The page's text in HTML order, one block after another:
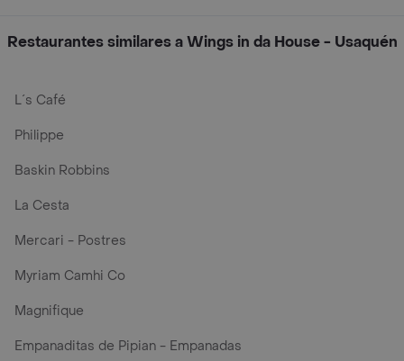
Restaurantes similares a Wings in da House - Usaquén
L´s Café
Philippe
Baskin Robbins
La Cesta
Mercari - Postres
Myriam Camhi Co
Magnifique
Empanaditas de Pipian - Empanadas